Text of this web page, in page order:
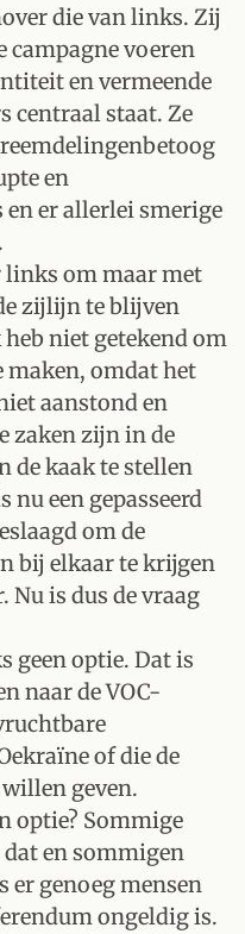
die van links. Zij
voeren
en vermeende
centraal staat. Ze
en
er allerlei smerige
links om maar met
zijlijn te blijven
niet getekend om
omdat het
aanstond en
zaken zijn in de
de kaak te stellen
nu een gepasseerd
om de
bij elkaar te krijgen
Nu is dus de vraag
geen optie. Dat is
naar de VOC-
of die de
geven.
optie? Sommige
en sommigen
er genoeg mensen
ongeldig is.